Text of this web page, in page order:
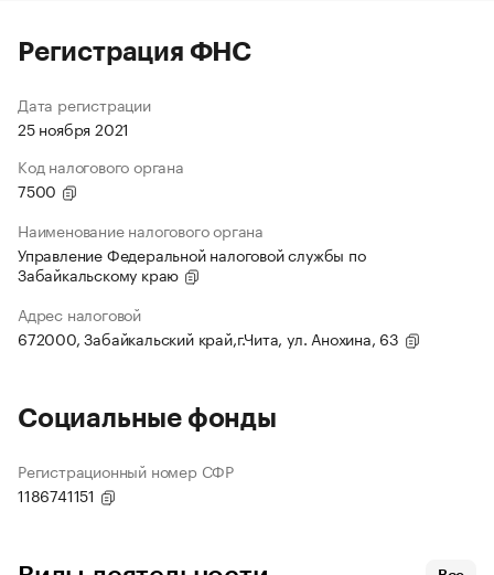
Регистрация ФНС
Дата регистрации
25 ноября 2021
Код налогового органа
7500
Наименование налогового органа
Управление Федеральной налоговой службы по
Забайкальскому краю
Адрес налоговой
672000, Забайкальский край,г.Чита, ул. Анохина, 63
Социальные фонды
Регистрационный номер СФР
1186741151